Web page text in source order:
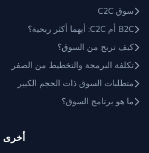
سوق C2C
B2C أم C2C: أيهما أكثر ربحية؟
كيف تربح من السوق؟
تكلفة البرمجة والتخطيط من الصفر
متطلبات السوق ذات الحجم الكبير
ما هو برنامج السوق؟
أخرى